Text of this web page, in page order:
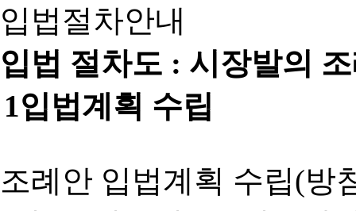
입법절차안내
입법 절차도 : 시장발의
1입법계획 수립
조례안 입법계획 수립(방